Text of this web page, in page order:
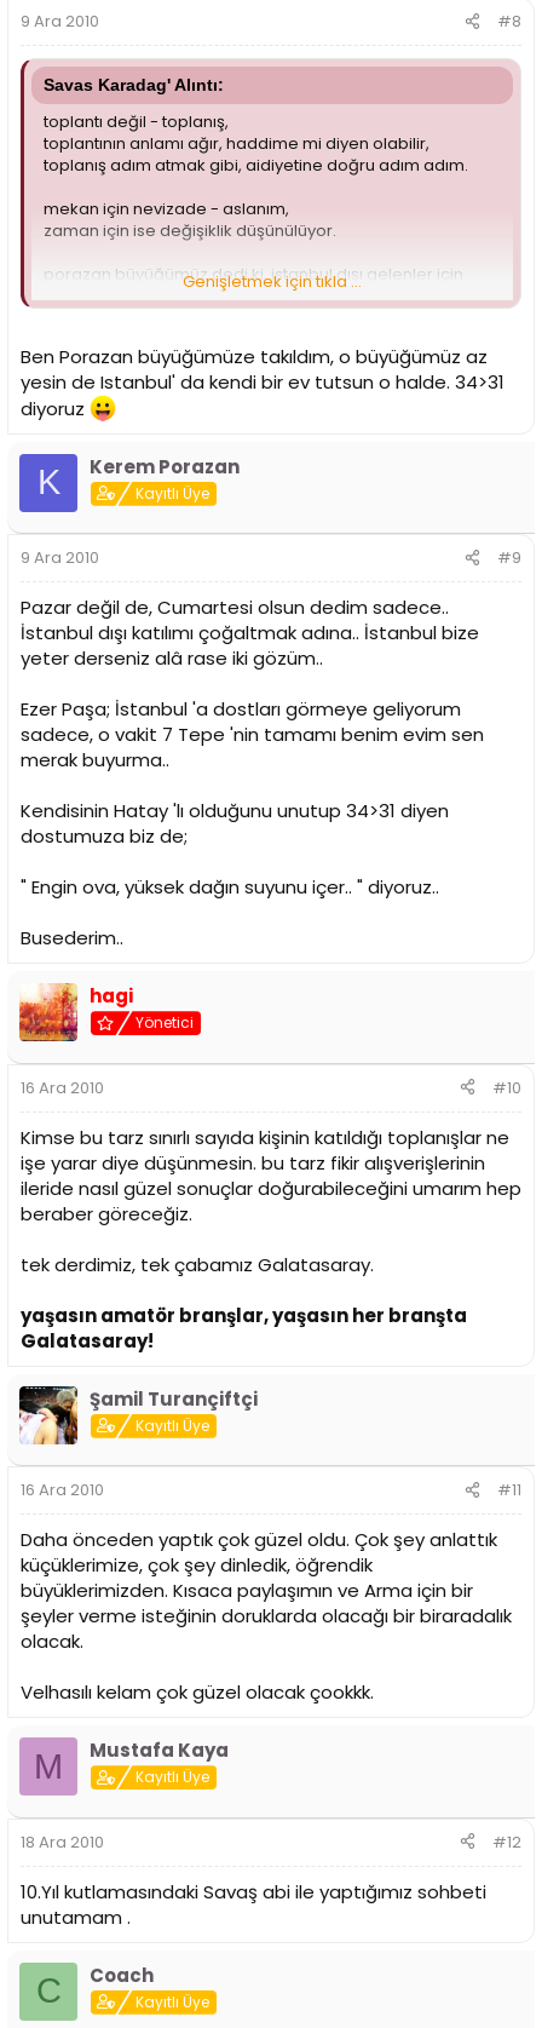
9 Ara 2010 #8
Savas Karadag' Alıntı:
toplantı değil - toplanış,
toplantının anlamı ağır, haddime mi diyen olabilir,
toplanış adım atmak gibi, aidiyetine doğru adım adım.
mekan için nevizade - aslanım,
zaman için ise değişiklik düşünülüyor.
porazan büyüğümüz dedi ki, istanbul dışı gelenler için
dönüş zor,
ugur dedi ki, o hafta veda için geleceğiz istanbula, aralıkta
olsun,
haklıdır.
ee hayde..
Genişletmek için tıkla ...
Ben Porazan büyüğümüze takıldım, o büyüğümüz az
yesin de Istanbul' da kendi bir ev tutsun o halde. 34>31
diyoruz
K Kerem Porazan
Kayıtlı Üye
9 Ara 2010 #9
Pazar değil de, Cumartesi olsun dedim sadece..
İstanbul dışı katılımı çoğaltmak adına.. İstanbul bize
yeter derseniz alâ rase iki gözüm..
Ezer Paşa; İstanbul 'a dostları görmeye geliyorum
sadece, o vakit 7 Tepe 'nin tamamı benim evim sen
merak buyurma..
Kendisinin Hatay 'lı olduğunu unutup 34>31 diyen
dostumuza biz de;
" Engin ova, yüksek dağın suyunu içer.. " diyoruz..
Busederim..
hagi
Yönetici
16 Ara 2010 #10
Kimse bu tarz sınırlı sayıda kişinin katıldığı toplanışlar ne
işe yarar diye düşünmesin. bu tarz fikir alışverişlerinin
ileride nasıl güzel sonuçlar doğurabileceğini umarım hep
beraber göreceğiz.
tek derdimiz, tek çabamız Galatasaray.
yaşasın amatör branşlar, yaşasın her branşta
Galatasaray!
Şamil Turançiftçi
Kayıtlı Üye
16 Ara 2010 #11
Daha önceden yaptık çok güzel oldu. Çok şey anlattık
küçüklerimize, çok şey dinledik, öğrendik
büyüklerimizden. Kısaca paylaşımın ve Arma için bir
şeyler verme isteğinin doruklarda olacağı bir biraradalık
olacak.
Velhasılı kelam çok güzel olacak çookkk.
M Mustafa Kaya
Kayıtlı Üye
18 Ara 2010 #12
10.Yıl kutlamasındaki Savaş abi ile yaptığımız sohbeti
unutamam .
C Coach
Kayıtlı Üye